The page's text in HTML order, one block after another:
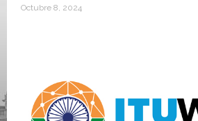
Octubre 8, 2024